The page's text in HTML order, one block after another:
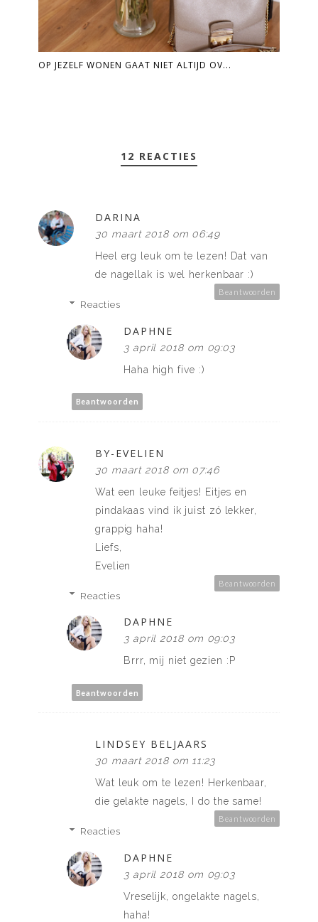
OP JEZELF WONEN GAAT NIET ALTIJD OV...
12 REACTIES
DARINA
30 maart 2018 om 06:49
Heel erg leuk om te lezen! Dat van
de nagellak is wel herkenbaar :)
Beantwoorden
Reacties
DAPHNE
3 april 2018 om 09:03
Haha high five :)
Beantwoorden
BY-EVELIEN
30 maart 2018 om 07:46
Wat een leuke feitjes! Eitjes en
pindakaas vind ik juist zó lekker,
grappig haha!
Liefs,
Evelien
Beantwoorden
Reacties
DAPHNE
3 april 2018 om 09:03
Brrr, mij niet gezien :P
Beantwoorden
LINDSEY BELJAARS
30 maart 2018 om 11:23
Wat leuk om te lezen! Herkenbaar,
die gelakte nagels, I do the same!
Beantwoorden
Reacties
DAPHNE
3 april 2018 om 09:03
Vreselijk, ongelakte nagels,
haha!